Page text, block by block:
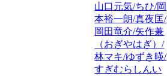
山口元気/ちひ/岡
本裕一朗/真夜匡/
岡田竜介/矢作兼
（おぎやはぎ）/
林マキ/ゆずき暎/
すぎむらしんい